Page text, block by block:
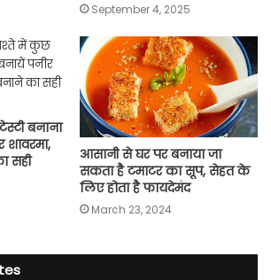
September 4, 2025
बनाना
शावरमा,
सही
आसानी से घर पर बनाया जा
सकता है टमाटर का सूप, सेहत के
लिए होता है फायदेमंद
March 23, 2024